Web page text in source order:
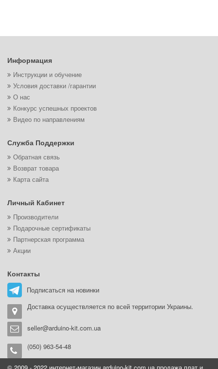
Информация
Инструкции и обучение
Условия доставки /гарантии
О нас
Конкурс успешных проектов
Видео по направлениям
Служба Поддержки
Обратная связь
Возврат товара
Карта сайта
Личный Кабинет
Производители
Подарочные сертификаты
Партнерская программа
Акции
Контакты
Подписаться на новинки
Доставка осуществляется по всей территории Украины.
seller@arduino-kit.com.ua
(050) 963-54-48